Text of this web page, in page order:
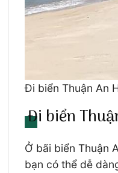
Đi biển Thuận An
Đi biển
Ở bãi biển Thuận
bạn có thể dễ